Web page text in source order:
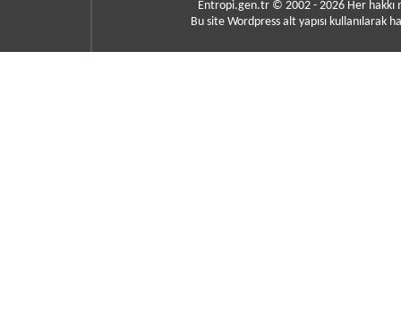
Entropi.gen.tr © 2002 - 2026 Her hakkı
Bu site Wordpress alt yapısı kullanılarak